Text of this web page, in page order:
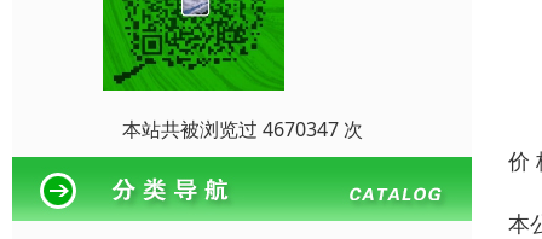
本站共被浏览过 4670347 次
价
本